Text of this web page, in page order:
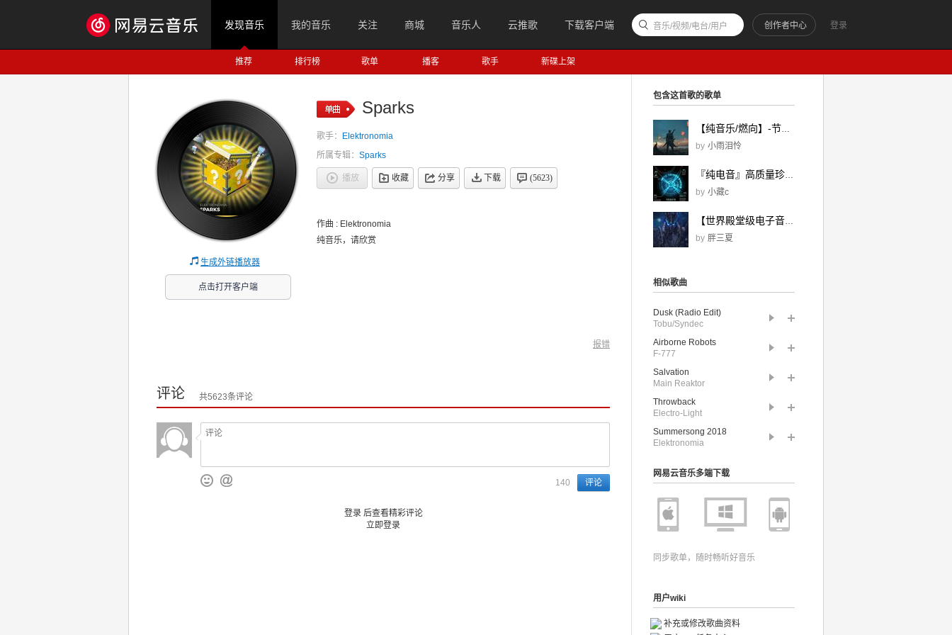
发现音乐 我的音乐 关注 商城 音乐人 云推歌 下载客户端 登录
创作者中心
音乐/视频/电台/用户
推荐 排行榜 歌单 播客 歌手 新碟上架